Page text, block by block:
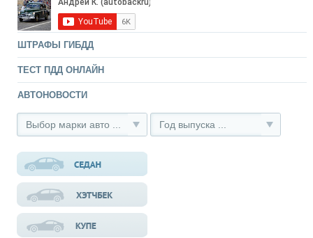
ШТРАФЫ ГИБДД
ТЕСТ ПДД ОНЛАЙН
АВТОНОВОСТИ
Выбор марки авто ... Год выпуска ...